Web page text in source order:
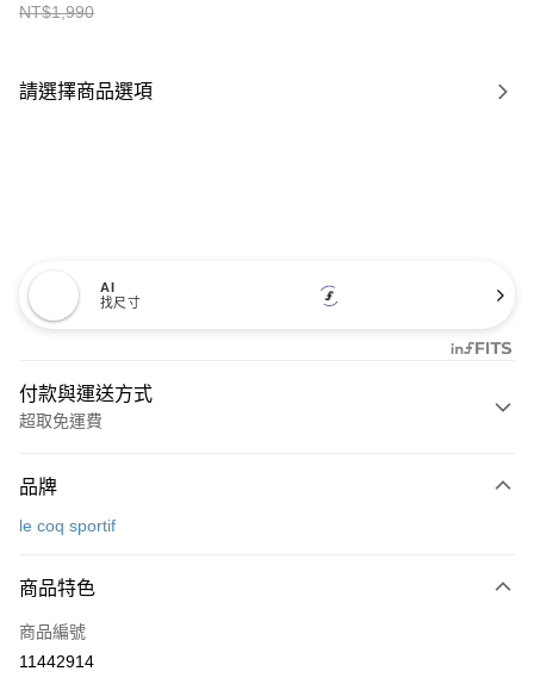
NT$1,990
請選擇商品選項
AI
找尺寸
付款與運送方式
超取免運費
信用卡一次付款
LINE Pay
Apple Pay
品牌
le coq sportif
商品特色
商品編號
11442914